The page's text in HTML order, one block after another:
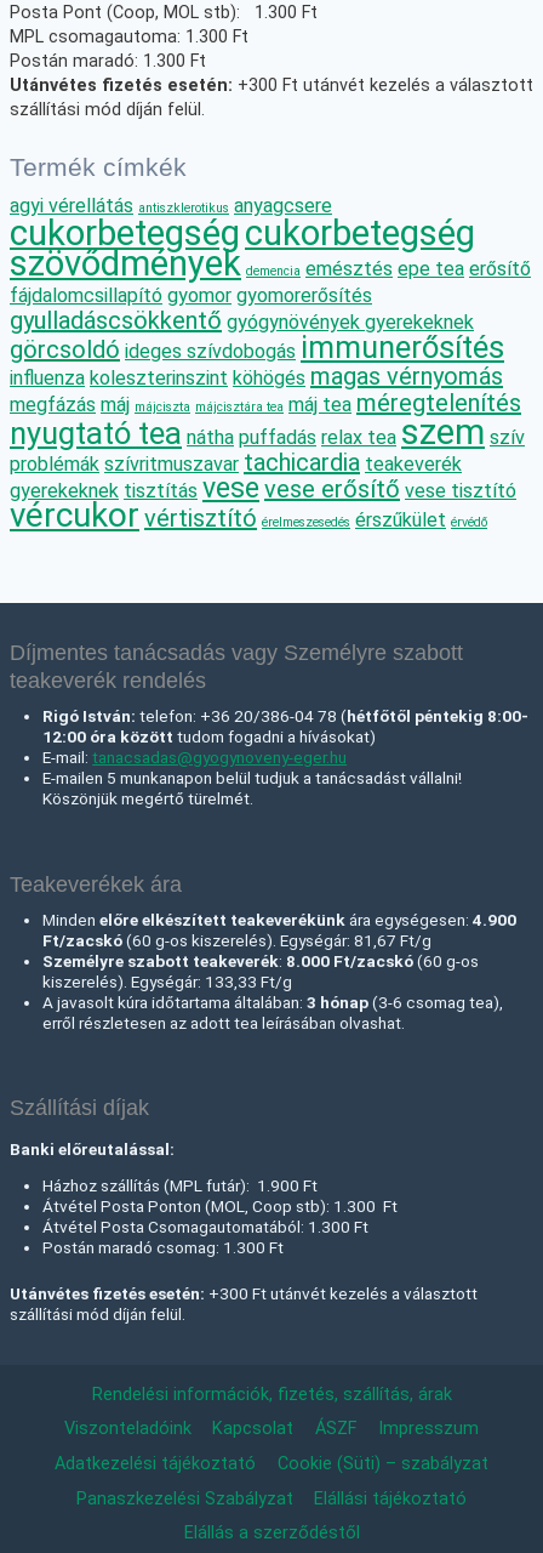
Posta Pont (Coop, MOL stb): 1.300 Ft
MPL csomagautoma: 1.300 Ft
Postán maradó: 1.300 Ft
Utánvétes fizetés esetén: +300 Ft utánvét kezelés a választott
szállítási mód díján felül.
Termék címkék
agyi vérellátás antiszklerotikus anyagcsere
cukorbetegség cukorbetegség
szövődmények demencia emésztés epe tea erősítő
fájdalomcsillapító gyomor gyomorerősítés
gyulladáscsökkentő gyógynövények gyerekeknek
görcsoldó ideges szívdobogás immunerősítés
influenza koleszterinszint köhögés magas vérnyomás
megfázás máj májciszta májcisztára tea máj tea méregtelenítés
nyugtató tea nátha puffadás relax tea szem szív
problémák szívritmuszavar tachicardia teakeverék
gyerekeknek tisztítás vese vese erősítő vese tisztító
vércukor vértisztító érelmeszesedés érszűkület érvédő
Díjmentes tanácsadás vagy Személyre szabott
teakeverék rendelés
Rigó István:telefon: +36 20/386-04 78 (hétfőtől péntekig 8:00-
12:00 óra között tudom fogadni a hívásokat)
E-mail:tanacsadas@gyogynoveny-eger.hu
E-mailen 5 munkanapon belül tudjuk a tanácsadást vállalni!
Köszönjük megértő türelmét.
Teakeverékek ára
Mindenelőre elkészített teakeverékünk ára egységesen:4.900
Ft/zacskó(60 g-os kiszerelés). Egységár: 81,67 Ft/g
Személyre szabott teakeverék: 8.000 Ft/zacskó(60 g-os
kiszerelés). Egységár: 133,33 Ft/g
A javasolt kúra időtartama általában: 3 hónap(3-6 csomag tea),
erről részletesen az adott tea leírásában olvashat.
Szállítási díjak
Banki előreutalással:
Házhoz szállítás (MPL futár): 1.900 Ft
Átvétel Posta Ponton (MOL, Coop stb): 1.300 Ft
Átvétel Posta Csomagautomatából: 1.300 Ft
Postán maradó csomag: 1.300 Ft
Utánvétes fizetés esetén: +300 Ft utánvét kezelés a választott
szállítási mód díján felül.
Rendelési információk, fizetés, szállítás, árak
Viszonteladóink
Kapcsolat ÁSZF
Impresszum
Adatkezelési tájékoztató
Cookie (Süti) – szabályzat
Panaszkezelési Szabályzat
Elállási tájékoztató
Elállás a szerződéstől